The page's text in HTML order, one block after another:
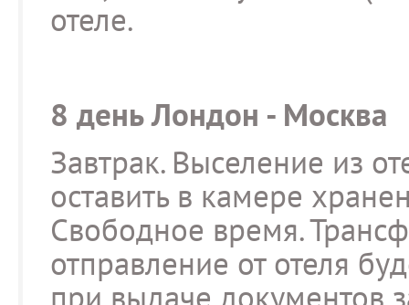
отеле.
8 день Лондон - Москва
Завтрак. Выселение из
оставить в камере
Свободное время.
отправление от отеля